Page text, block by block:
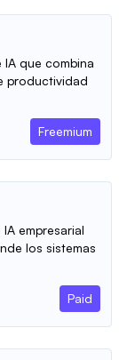
que combina
productividad
Freemium
empresarial
los sistemas
Paid